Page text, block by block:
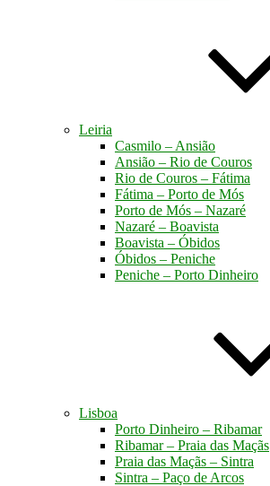
Leiria
Casmilo – Ansião
Ansião – Rio de Couros
Rio de Couros – Fátima
Fátima – Porto de Mós
Porto de Mós – Nazaré
Nazaré – Boavista
Boavista – Óbidos
Óbidos – Peniche
Peniche – Porto Dinheiro
Lisboa
Porto Dinheiro – Ribamar
Ribamar – Praia das Maçãs
Praia das Maçãs – Sintra
Sintra – Paço de Arcos